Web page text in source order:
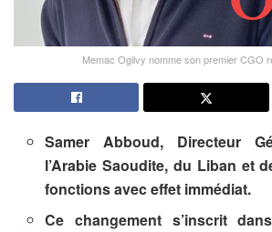
Memac Ogilvy nomme son premier CGO
Samer Abboud, Directeur
l’Arabie Saoudite, du Liban et
fonctions avec effet immédiat.
Ce changement s’inscrit